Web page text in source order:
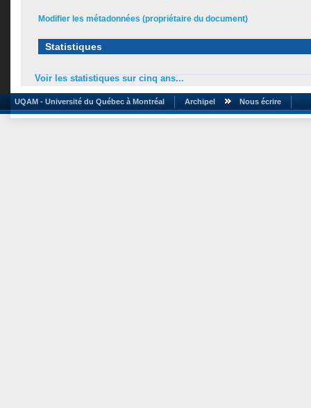
Modifier les métadonnées (propriétaire du document)
Statistiques
Voir les statistiques sur cinq ans...
UQAM - Université du Québec à Montréal Archipel Nous écrire